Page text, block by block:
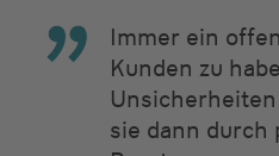
Immer ein
Kunden zu
sie dann durch